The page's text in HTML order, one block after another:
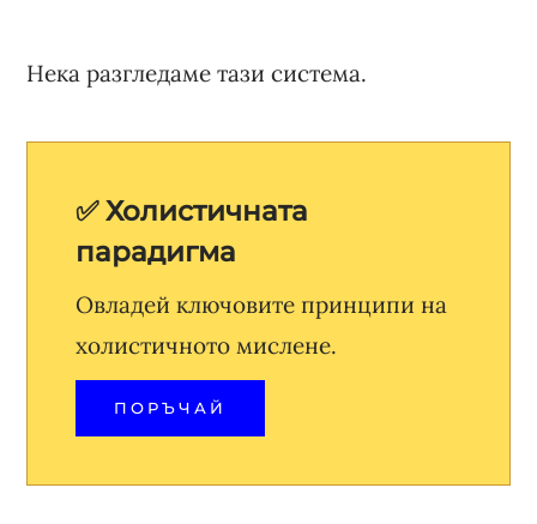
Нека разгледаме тази система.
✅ Холистичната
парадигма
Овладей ключовите принципи на
холистичното мислене.
ПОРЪЧАЙ